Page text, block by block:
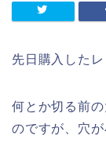
先日購入した
何とか切る前
のですが、穴